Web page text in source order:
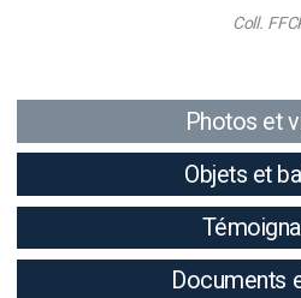
Coll.
Photos et
Objets et
Documents